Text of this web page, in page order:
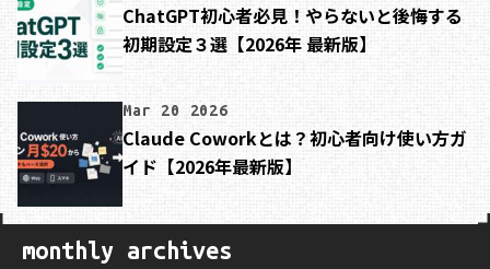
ChatGPT初心者必見！やらないと後悔する
初期設定３選【2026年 最新版】
Mar 20 2026
Claude Coworkとは？初心者向け使い方ガ
イド【2026年最新版】
monthly archives